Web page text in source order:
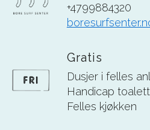
+4799884320
Gratis
Dusjer i felles
Handicap
Felles kjøkken